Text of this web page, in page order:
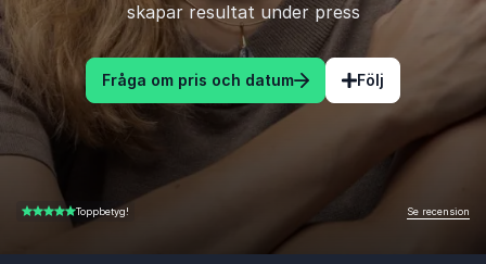
skapar resultat under press
Fråga om pris och datum Följ
5.00 av 5 Toppbetyg! Se recension